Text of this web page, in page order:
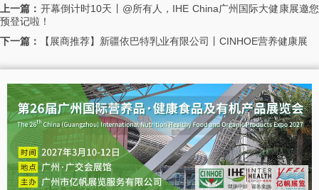
上一篇： 开幕倒计时10天丨@所有人，IHE China广州国际大健康展邀您
预登记啦！
下一篇：
【展商推荐】新疆依巴特乳业有限公司丨CINHOE营养健康展